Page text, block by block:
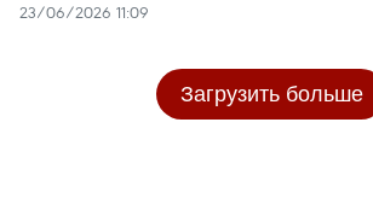
23/06/2026 11:09
Загрузить больше